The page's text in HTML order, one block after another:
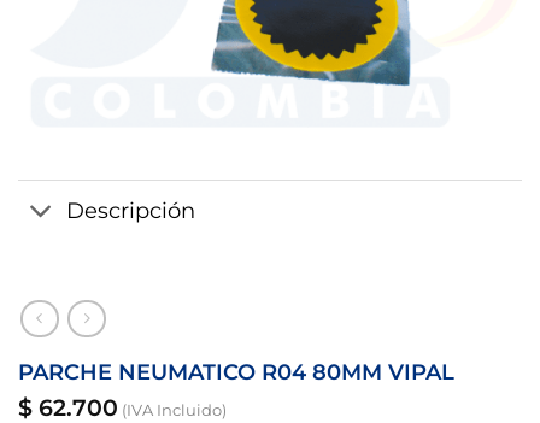
Descripción
PARCHE NEUMATICO R04 80MM VIPAL
$ 62.700 (IVA Incluido)